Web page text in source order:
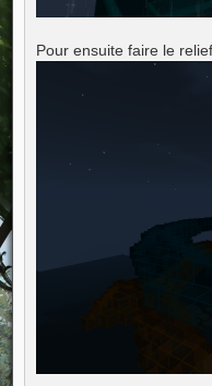
Pour ensuite faire le